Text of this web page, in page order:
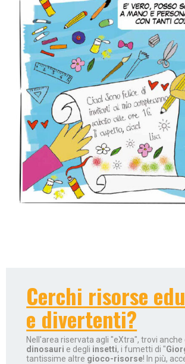
Cerchi risorse
e divertenti?
Nell'area riservata agli "eXtra", trovi anche
dinosauri e degli insetti, i fumetti di "
tantissime altre gioco-risorse! In più,